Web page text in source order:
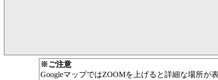
※ご注意
GoogleマップではZOOMを上げると詳細な場所が